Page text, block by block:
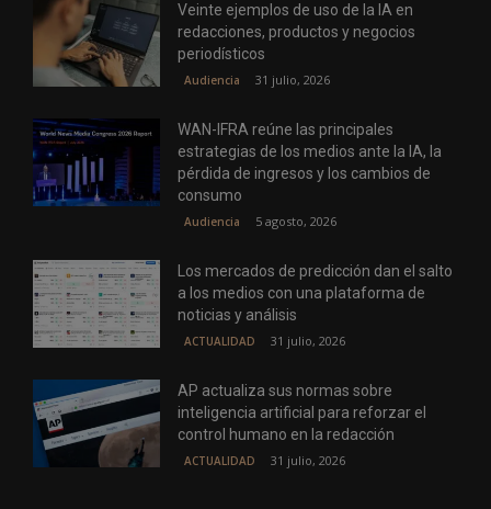
Veinte ejemplos de uso de la IA en
redacciones, productos y negocios
periodísticos
Audiencia 31 julio, 2026
WAN-IFRA reúne las principales
estrategias de los medios ante la IA, la
pérdida de ingresos y los cambios de
consumo
Audiencia 5 agosto, 2026
Los mercados de predicción dan el salto
a los medios con una plataforma de
noticias y análisis
ACTUALIDAD 31 julio, 2026
AP actualiza sus normas sobre
inteligencia artificial para reforzar el
control humano en la redacción
ACTUALIDAD 31 julio, 2026